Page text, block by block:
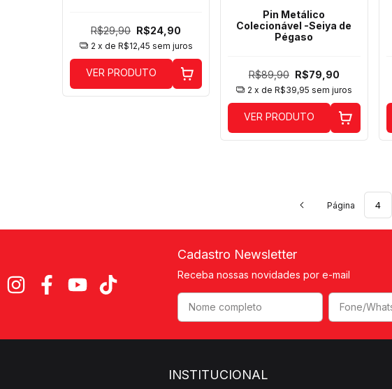
R$29,90 R$24,90
2 x de R$12,45 sem juros
VER PRODUTO
Pin Metálico
Colecionável -Seiya de
Pégaso
R$89,90 R$79,90
2 x de R$39,95 sem juros
VER PRODUTO
Página
Cadastro Newsletter
Receba nossas novidades por e-mail
INSTITUCIONAL